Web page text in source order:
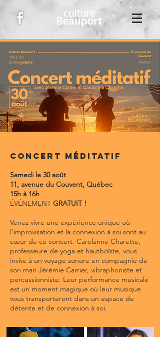
Concert méditatif
Samedi le 30 août
11, avenue du Couvent, Québec
15h à 16h
​ÉVÉNEMENT GRATUIT !
Venez vivre une expérience unique où
l'improvisation et la connexion à soi sont au
cœur de ce concert. Carolanne Charette,
professeure de yoga et hautboïste, vous
invite à un voyage sonore en compagnie de
son mari Jérémie Carrier, vibraphoniste et
percussionniste. Leur performance musicale
est un moment magique où leur musique
vous transporteront dans un espace de
détente et de connexion à soi.